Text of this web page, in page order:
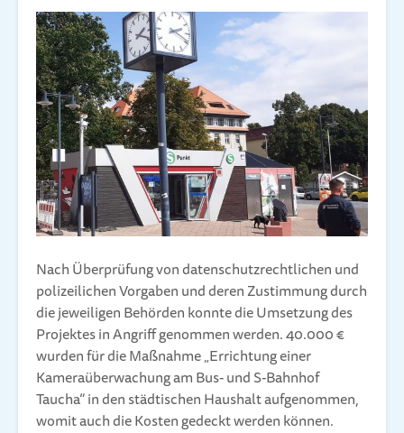
Nach Überprüfung von datenschutzrechtlichen und
polizeilichen Vorgaben und deren Zustimmung durch
die jeweiligen Behörden konnte die Umsetzung des
Projektes in Angriff genommen werden. 40.000 €
wurden für die Maßnahme „Errichtung einer
Kameraüberwachung am Bus- und S-Bahnhof
Taucha“ in den städtischen Haushalt aufgenommen,
womit auch die Kosten gedeckt werden können.